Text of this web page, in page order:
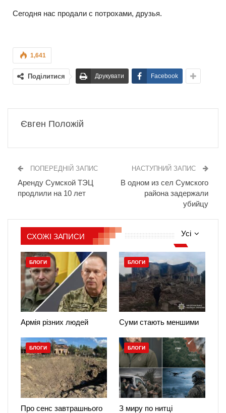
Сегодня нас продали с потрохами, друзья.
1,641
Поділитися Друкувати Facebook
Євген Положій
ПОПЕРЕДНІЙ ЗАПИС
Аренду Сумской ТЭЦ
продлили на 10 лет
НАСТУПНИЙ ЗАПИС
В одном из сел Сумского
района задержали
убийцу
Усі
СХОЖІ ЗАПИСИ
БЛОГИ
Армія різних людей
БЛОГИ
Суми стають меншими
БЛОГИ
Про сенс завтрашнього
БЛОГИ
З миру по нитці